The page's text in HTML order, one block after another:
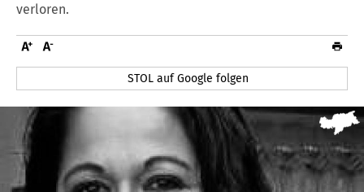
verloren.
STOL auf Google folgen